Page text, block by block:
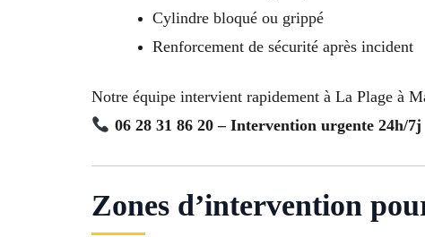
Cylindre bloqué ou grippé
Renforcement de sécurité après incident
Notre équipe intervient rapidement à La Plage à
06 28 31 86 20 – Intervention urgente 24h/7j
Zones d’intervention